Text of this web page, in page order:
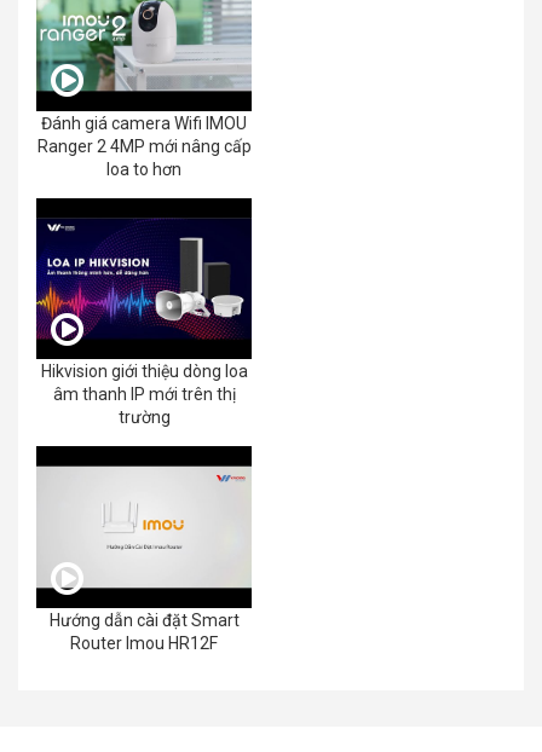
Đánh giá camera Wifi IMOU
Ranger 2 4MP mới nâng cấp
loa to hơn
Hikvision giới thiệu dòng loa
âm thanh IP mới trên thị
trường
Hướng dẫn cài đặt Smart
Router Imou HR12F